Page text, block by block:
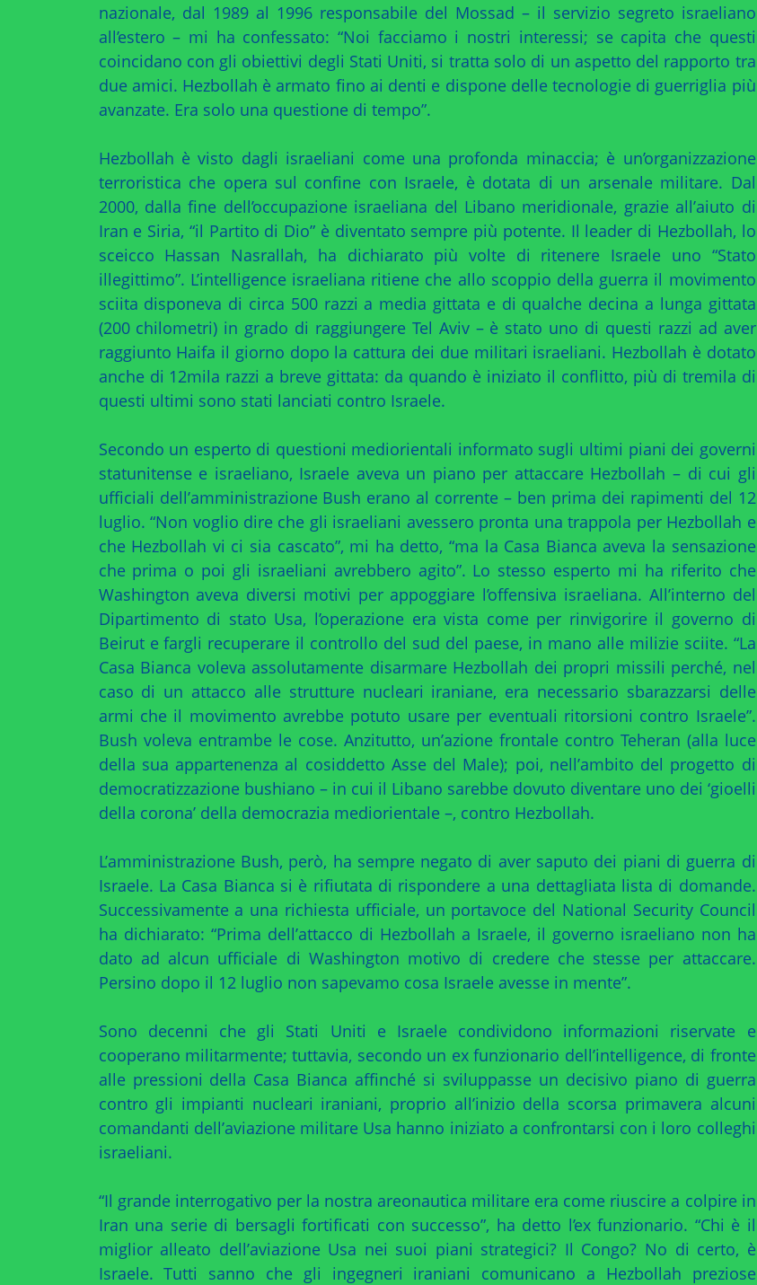
nazionale, dal 1989 al 1996 responsabile del Mossad – il servizio segreto israeliano
all’estero – mi ha confessato: “Noi facciamo i nostri interessi; se capita che questi
coincidano con gli obiettivi degli Stati Uniti, si tratta solo di un aspetto del rapporto tra
due amici. Hezbollah è armato fino ai denti e dispone delle tecnologie di guerriglia più
avanzate. Era solo una questione di tempo”.
Hezbollah è visto dagli israeliani come una profonda minaccia; è un’organizzazione
terroristica che opera sul confine con Israele, è dotata di un arsenale militare. Dal
2000, dalla fine dell’occupazione israeliana del Libano meridionale, grazie all’aiuto di
Iran e Siria, “il Partito di Dio” è diventato sempre più potente. Il leader di Hezbollah, lo
sceicco Hassan Nasrallah, ha dichiarato più volte di ritenere Israele uno “Stato
illegittimo”. L’intelligence israeliana ritiene che allo scoppio della guerra il movimento
sciita disponeva di circa 500 razzi a media gittata e di qualche decina a lunga gittata
(200 chilometri) in grado di raggiungere Tel Aviv – è stato uno di questi razzi ad aver
raggiunto Haifa il giorno dopo la cattura dei due militari israeliani. Hezbollah è dotato
anche di 12mila razzi a breve gittata: da quando è iniziato il conflitto, più di tremila di
questi ultimi sono stati lanciati contro Israele.
Secondo un esperto di questioni mediorientali informato sugli ultimi piani dei governi
statunitense e israeliano, Israele aveva un piano per attaccare Hezbollah – di cui gli
ufficiali dell’amministrazione Bush erano al corrente – ben prima dei rapimenti del 12
luglio. “Non voglio dire che gli israeliani avessero pronta una trappola per Hezbollah e
che Hezbollah vi ci sia cascato”, mi ha detto, “ma la Casa Bianca aveva la sensazione
che prima o poi gli israeliani avrebbero agito”. Lo stesso esperto mi ha riferito che
Washington aveva diversi motivi per appoggiare l’offensiva israeliana. All’interno del
Dipartimento di stato Usa, l’operazione era vista come per rinvigorire il governo di
Beirut e fargli recuperare il controllo del sud del paese, in mano alle milizie sciite. “La
Casa Bianca voleva assolutamente disarmare Hezbollah dei propri missili perché, nel
caso di un attacco alle strutture nucleari iraniane, era necessario sbarazzarsi delle
armi che il movimento avrebbe potuto usare per eventuali ritorsioni contro Israele”.
Bush voleva entrambe le cose. Anzitutto, un’azione frontale contro Teheran (alla luce
della sua appartenenza al cosiddetto Asse del Male); poi, nell’ambito del progetto di
democratizzazione bushiano – in cui il Libano sarebbe dovuto diventare uno dei ‘gioelli
della corona’ della democrazia mediorientale –, contro Hezbollah.
L’amministrazione Bush, però, ha sempre negato di aver saputo dei piani di guerra di
Israele. La Casa Bianca si è rifiutata di rispondere a una dettagliata lista di domande.
Successivamente a una richiesta ufficiale, un portavoce del National Security Council
ha dichiarato: “Prima dell’attacco di Hezbollah a Israele, il governo israeliano non ha
dato ad alcun ufficiale di Washington motivo di credere che stesse per attaccare.
Persino dopo il 12 luglio non sapevamo cosa Israele avesse in mente”.
Sono decenni che gli Stati Uniti e Israele condividono informazioni riservate e
cooperano militarmente; tuttavia, secondo un ex funzionario dell’intelligence, di fronte
alle pressioni della Casa Bianca affinché si sviluppasse un decisivo piano di guerra
contro gli impianti nucleari iraniani, proprio all’inizio della scorsa primavera alcuni
comandanti dell’aviazione militare Usa hanno iniziato a confrontarsi con i loro colleghi
israeliani.
“Il grande interrogativo per la nostra areonautica militare era come riuscire a colpire in
Iran una serie di bersagli fortificati con successo”, ha detto l’ex funzionario. “Chi è il
miglior alleato dell’aviazione Usa nei suoi piani strategici? Il Congo? No di certo, è
Israele. Tutti sanno che gli ingegneri iraniani comunicano a Hezbollah preziose